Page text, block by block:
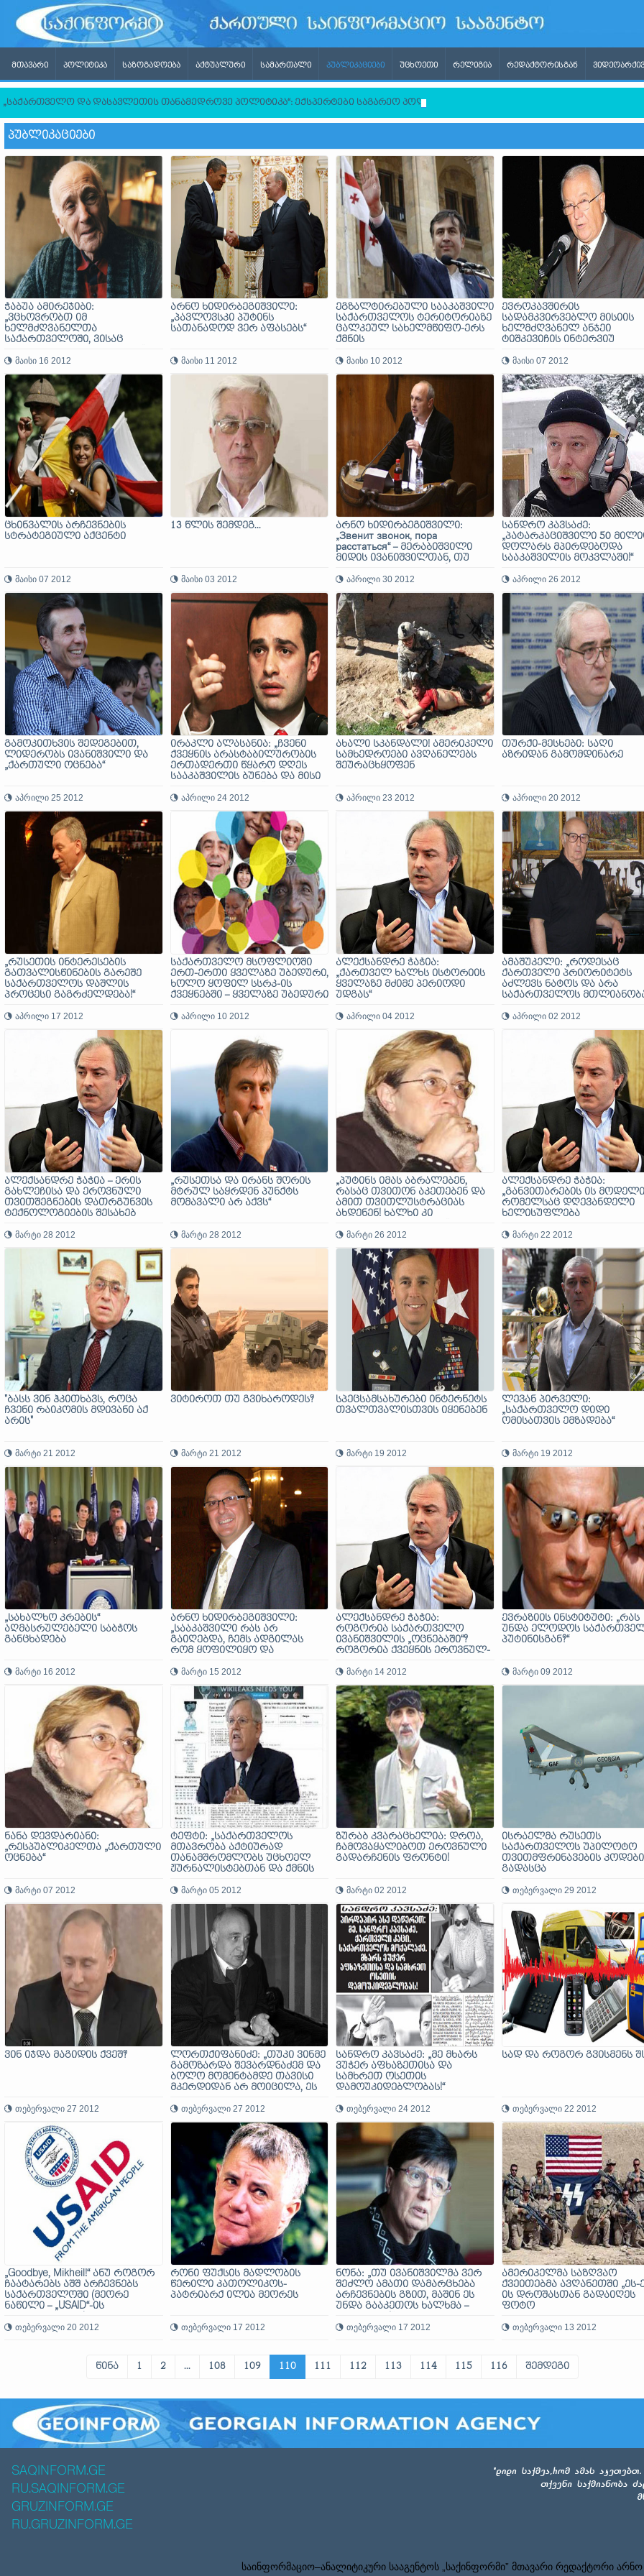
ᲛᲗᲐᲕᲐᲠᲘ ᲞᲝᲚᲘᲢᲘᲙᲐ ᲡᲐᲖᲝᲒᲐᲓᲝᲔᲑᲐ ᲐᲥᲢᲣᲐᲚᲣᲠᲘ ᲡᲐᲛᲐᲠᲗᲐᲚᲘ ᲞᲣᲑᲚᲘᲙᲐᲪᲘᲔᲑᲘ ᲣᲪᲮᲝᲔᲗᲘ ᲠᲔᲚᲘᲒᲘᲐ ᲠᲔᲓᲐᲥᲢᲝᲠᲘᲡᲒᲐᲜ
„საქართველო და დასავლეთის თანამედროვე პოლიტიკა“: ექსპერტები საგარეო პოლიტიკის რეალიებზე
ᲞᲣᲑᲚᲘᲙᲐᲪᲘᲔᲑᲘ
ჭაბუა ამირეჯიბი:
„ვცხოვრობთ იმ
ხელმძღვანელთა
საქართველოში, ვისაც
მაისი 16 2012
არნო ხიდირბეგიშვილი:
„პავლოვსკი პუტინს
სათანადოდ ვერ აფასებს“
მაისი 11 2012
ეგზალტირებული სააკაშვილი
საქართველოს ტერიტორიაზე
ცალკეულ სახელმწიფო-ერს
ქმნის
მაისი 10 2012
ევროკავშირის
სადამკვირვებლო მისიის
ხელმძღვანელ ანჯეი
ტიშკევიჩის ინტერვიუ
მაისი 07 2012
ცხინვალის არჩევნების
სტრატეგიული აქცენტი
მაისი 07 2012
13 წლის შემდეგ...
მაისი 03 2012
არნო ხიდირბეგიშვილი:
„Звенит звонок, пора
расстаться“ – მერაბიშვილი
მიდის ივანიშვილთან, თუ
აპრილი 30 2012
სანდრო კავსაძე:
„პატარკაციშვილი 50
დოლარს მპირდებოდა
სააკაშვილის მოკვლაში!“
აპრილი 26 2012
გამოკითხვის შედეგებით,
ლიდერობს ივანიშვილი და
„ქართული ოცნება“
აპრილი 25 2012
ირაკლი ალასანია: „ჩვენი
ქვეყნის არასტაბილურობის
ერთადერთი წყარო დღეს
სააკაშვილის ბუნება და მისი
აპრილი 24 2012
ახალი სკანდალი! ამერიკელი
სამხედროები ავღანელებს
შეურაცხყოფენ
აპრილი 23 2012
თურქი-მესხები: საღი
აზრიდან გამომდინარე
აპრილი 20 2012
„რუსეთის ინტერესების
გათვალისწინების გარეშე
საქართველოს დაშლის
პროცესი გაგრძელდება!“
აპრილი 17 2012
საქართველო მსოფლიოში
ერთ-ერთი ყველაზე უბედური,
ხოლო ყოფილ სსრკ-ის
ქვეყნებში – ყველაზე უბედური
აპრილი 10 2012
ალექსანდრე ჭაჭია:
„ქართველ ხალხს ისტორიის
ყველაზე მძიმე პერიოდი
უდგას“
აპრილი 04 2012
ამაშუკელი: „როდესაც
ქართველი პრიორიტეტს
აძლევს ნატოს და არა
საქართველოს
ღირსი აღარ არის!“
აპრილი 02 2012
ალექსანდრე ჭაჭია – ერის
გახლეჩისა და ეროვნული
თვითშეგნების დათრგუნვის
ტექნოლოგიების შესახებ
მარტი 28 2012
„რუსეთსა და ირანს შორის
მტრულ საყრდენ პუნქტს
მომავალი არ აქვს“
მარტი 28 2012
„პუტინს იმას აბრალებენ,
რასაც თვითონ აკეთებენ და
ამით თვითლუსტრაციას
ახდენენ! ხალხი კი
მარტი 26 2012
ალექსანდრე ჭაჭია:
„განვითარების ის
რომელსაც დღევანდელი
ხელისუფლება
საქართველოს
ბატისტასდროინდელ
აქცევს“
მარტი 22 2012
"ბასს ვინ ჰკითხავს, როცა
ჩვენი რაიკომის მდივანი აქ
არის"
მარტი 21 2012
ვიტიროთ თუ გვიხაროდეს?
მარტი 21 2012
სპეცსამსახურები ინტერნეტს
თვალთვალისთვის იყენებენ
მარტი 19 2012
ლევან პირველი:
„საქართველო დიდი
ომისათვის ემზადება“
მარტი 19 2012
„სახალხო კრების“
აღმასრულებელი საბჭოს
განცხადება
მარტი 16 2012
არნო ხიდირბეგიშვილი:
„სააკაშვილი რას არ
გაიღებდა, ჩემს ადგილას
რომ ყოფილიყო და
შესაძლებლობა ჰქონოდა!“
მარტი 15 2012
ალექსანდრე ჭაჭია:
როგორია საქართველო
ივანიშვილის „ოცნებაში“?
როგორია ქვეყნის ეროვნულ-
განვითარების მისეული
სტრატეგია? ჯერჯერობით
გაუგებარია...
მარტი 14 2012
ევრაზიის ინსტიტუტი: „რას
უნდა ელოდოს
პუტინისგან?“
მარტი 09 2012
ნანა დევდარიანი:
„რესპუბლიკელთა „ქართული
ოცნება“
მარტი 07 2012
ტეფტი: „საქართველოს
მთავრობა აქტიურად
თანამშრომლობს უცხოელ
ჟურნალისტებთან და ქმნის
აგრესორისა და
დამპყრობლის ხატს”
მარტი 05 2012
ზურაბ კვარაცხელია: დროა,
ჩამოვაყალიბოთ ეროვნული
გადარჩენის ფრონტი!
მარტი 02 2012
ისრაელმა რუსეთს
საქართველოს უპილოტო
თვითმფრინავების კოდები
გადასცა
თებერვალი 29 2012
ვინ იჯდა მაგიდის ქვეშ?
თებერვალი 27 2012
ლორთქიფანიძე: „თუკი ვინმე
გამოზარდა შევარდნაძემ და
ბოლო მომენტამდე თავისი
მკერდიდან არ მოიცილა, ეს
იყო!“
თებერვალი 27 2012
სანდრო კავსაძე: „მე მხარს
ვუჭერ აფხაზეთისა და
სამხრეთ ოსეთის
დამოუკიდებლობას!“
თებერვალი 24 2012
სად და როგორ გვისმენს
თებერვალი 22 2012
„Goodbye, Mikheil!“ ანუ როგორ
ჩაატარებს აშშ არჩევნებს
საქართველოში (მეორე
ნაწილი – „USAID“-ის
თებერვალი 20 2012
რონი ფუქსის მადლობის
წერილი კათოლიკოს-
პატრიარქ ილია მეორეს
თებერვალი 17 2012
ნონა: „თუ ივანიშვილმა ვერ
შეძლო ამათი დამარცხება
არჩევნების გზით, მაშინ ეს
უნდა გააკეთოს ხალხმა –
თებერვალი 17 2012
ამერიკელმა საზღვაო
ქვეითებმა ავღანეთში „ეს-
ის დროშასთან გადაიღეს
ფოტო
თებერვალი 13 2012
წინა 1 2 ... 108 109 110 111 112 113 114 115 116 შემდეგი
SAQINFORM.GE
RU.SAQINFORM.GE
GRUZINFORM.GE
RU.GRUZINFORM.GE
საინფორმაციო–ანალიტიკური სააგენტოს „საქინფორმი” მთავარი რედაქტორი